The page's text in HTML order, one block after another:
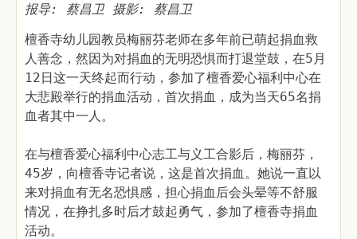
报导: 蔡昌卫 摄影: 蔡昌卫
檀香寺幼儿园教员梅丽芬老师在多年前已萌起捐血救
人善念，然因为对捐血的无明恐惧而打退堂鼓，在5月
12日这一天终起而行动，参加了檀香爱心福利中心在
大悲殿举行的捐血活动，首次捐血，成为当天65名捐
血者其中一人。
在与檀香爱心福利中心志工与义工合影后，梅丽芬，
45岁，向檀香寺记者说，这是首次捐血。她说一直以
来对捐血有无名恐惧感，担心捐血后会头晕等不舒服
情况，在挣扎多时后才鼓起勇气，参加了檀香寺捐血
活动。